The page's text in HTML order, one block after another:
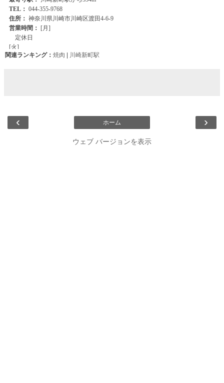
関連ランキング： 焼肉 川崎新町駅
‹ ›
ホーム
ウェブ バージョンを表示